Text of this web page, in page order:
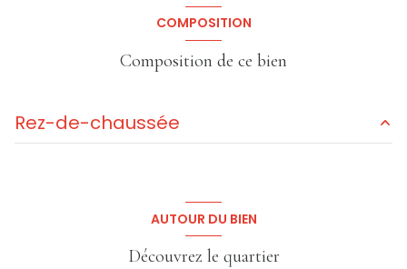
COMPOSITION
Composition de ce bien
Rez-de-chaussée
AUTOUR DU BIEN
Découvrez le quartier